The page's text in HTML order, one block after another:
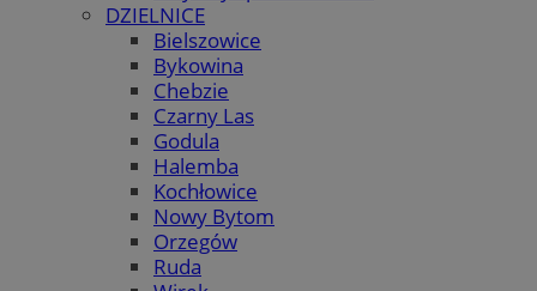
DZIELNICE
Bielszowice
Bykowina
Chebzie
Czarny Las
Godula
Halemba
Kochłowice
Nowy Bytom
Orzegów
Ruda